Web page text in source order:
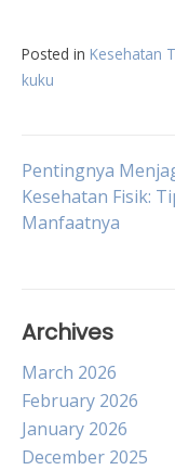
Posted in Kesehatan
kuku
Post
Pentingnya
Kesehatan Fisik:
Manfaatnya
Archives
March 2026
February 2026
January 2026
December 2025